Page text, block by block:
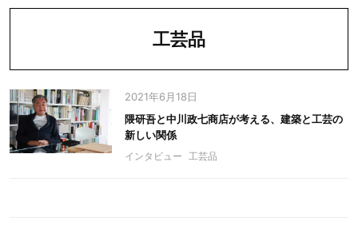
工芸品
2021年6月18日
隈研吾と中川政七商店が考える、建築と工芸の
新しい関係
インタビュー 工芸品